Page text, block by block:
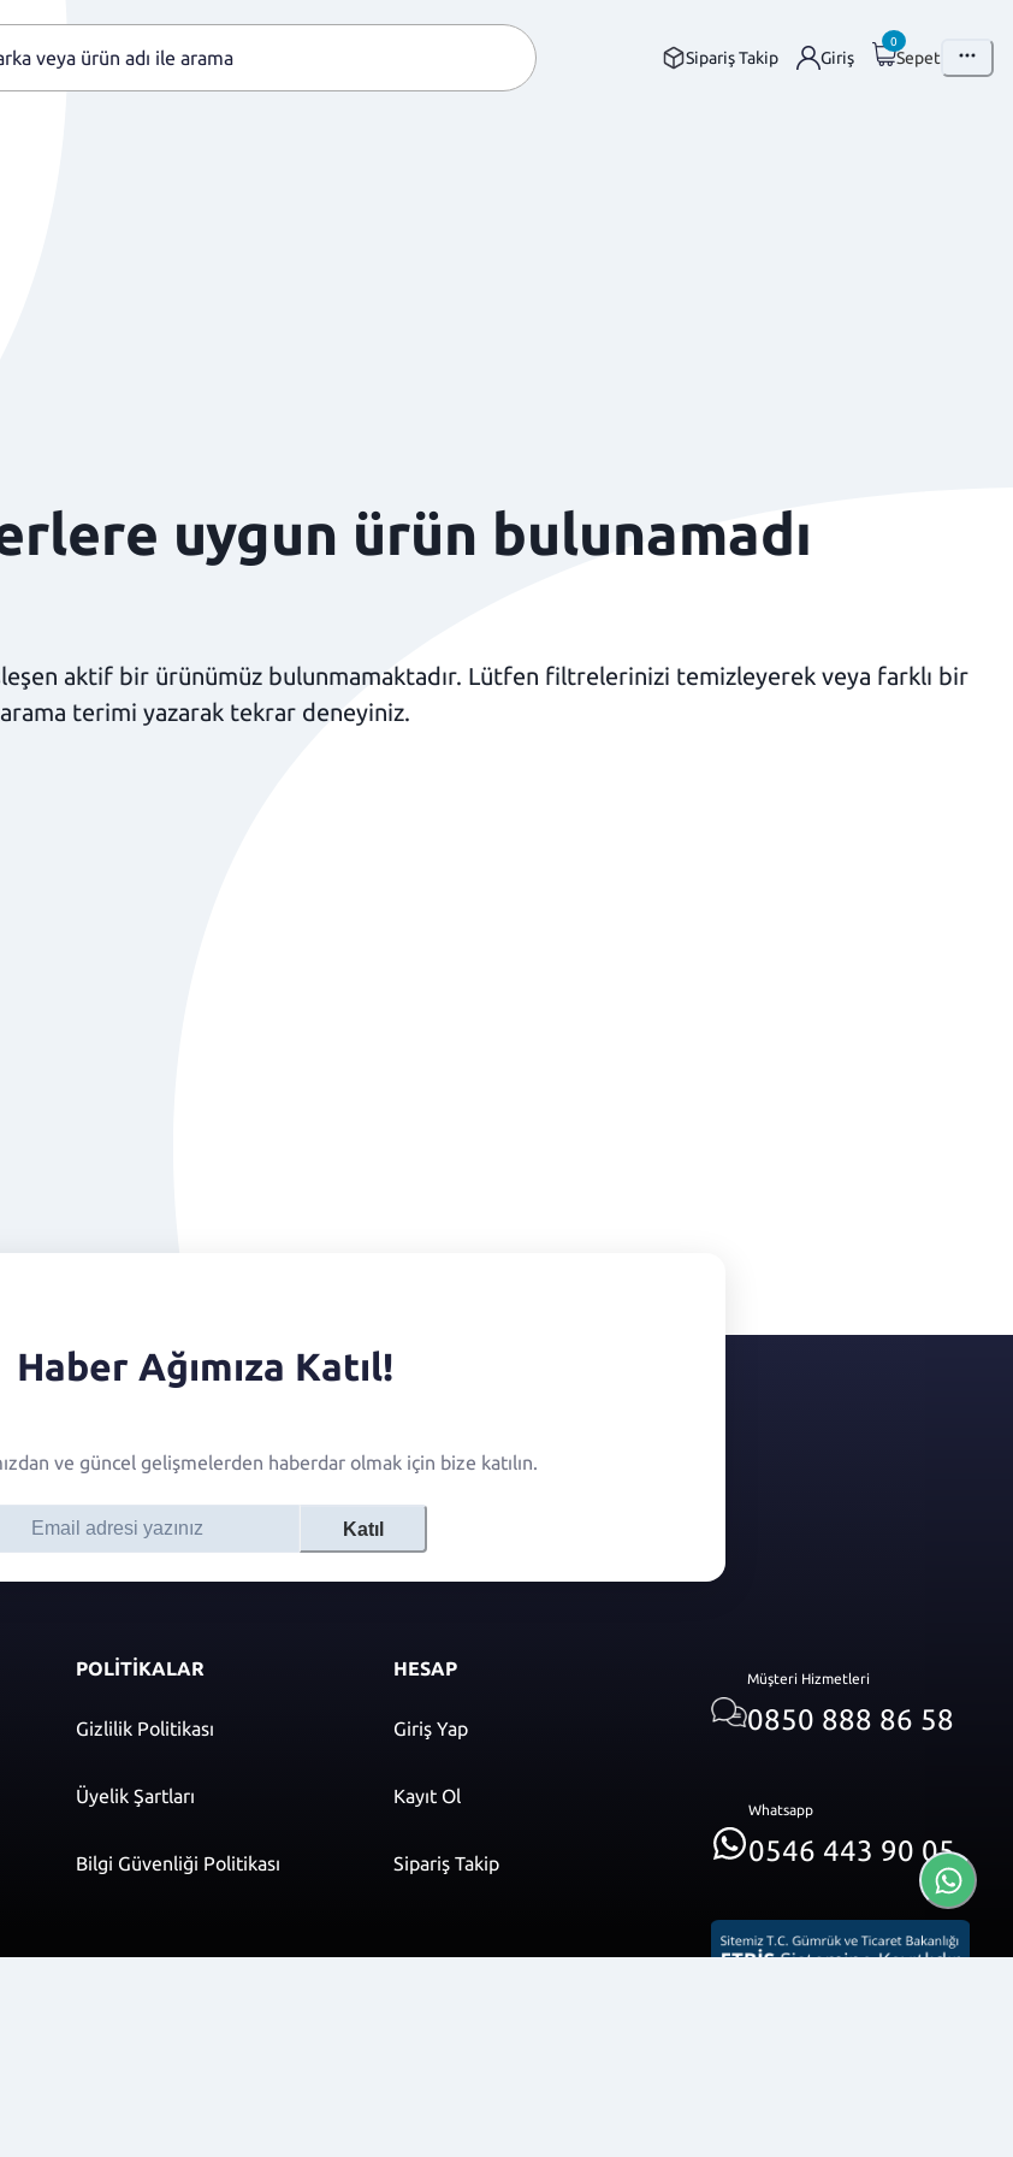
Sipariş Takip Giriş
0
Sepet
uygun ürün bulunamadı
aktif bir ürünümüz bulunmamaktadır. Lütfen filtrelerinizi temizleyerek veya farklı bir
arama terimi yazarak tekrar deneyiniz.
Haber Ağımıza Katıl!
ve güncel gelişmelerden haberdar olmak için bize katılın.
Katıl
POLİTİKALAR
Gizlilik Politikası
Üyelik Şartları
Bilgi Güvenliği Politikası
HESAP
Giriş Yap
Kayıt Ol
Sipariş Takip
Müşteri Hizmetleri
0850 888 86 58
Whatsapp
0546 443 90 05